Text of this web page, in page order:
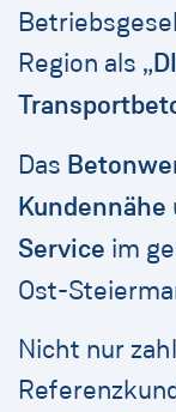
Region als „
Das
Kundennähe
Service im
Ost-
Nicht nur